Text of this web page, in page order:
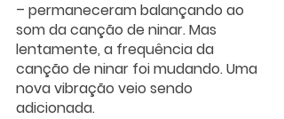
– permaneceram balançando ao
som da canção de ninar. Mas
lentamente, a frequência da
canção de ninar foi mudando. Uma
nova vibração veio sendo
adicionada.